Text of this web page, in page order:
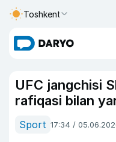
Toshkent
UFC jangchisi
rafiqasi bilan
Sport 17:34 /